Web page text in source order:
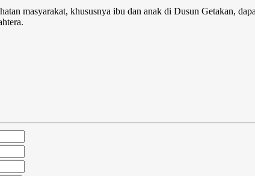
masyarakat, khususnya ibu dan anak di Dusun Getakan,